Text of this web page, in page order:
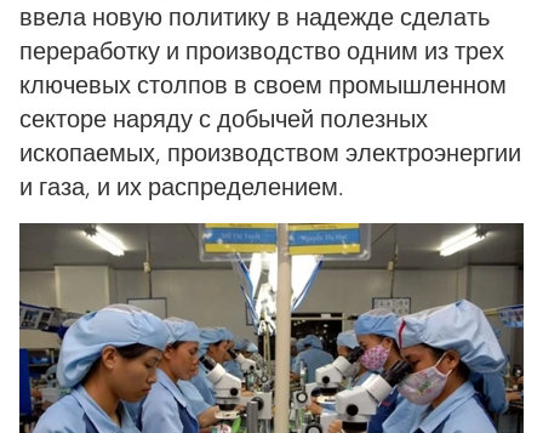
ввела новую политику в надежде сделать
переработку и производство одним из трех
ключевых столпов в своем промышленном
секторе наряду с добычей полезных
ископаемых, производством электроэнергии
и газа, и их распределением.